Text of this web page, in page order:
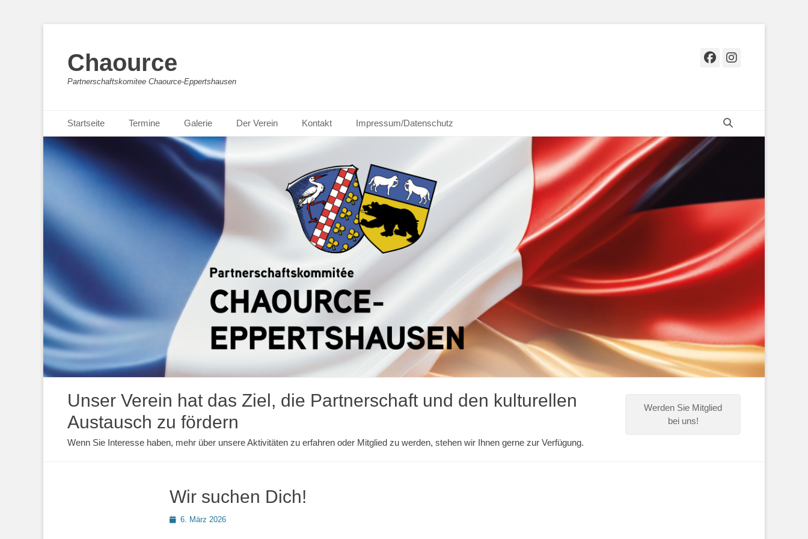
Chaource
Partnerschaftskomitee Chaource-Eppertshausen
Facebook
Primäres Menü
Inhalt
springen
Startseite Termine Galerie Der Verein Kontakt Impressum/Datenschutz
Unser Verein hat das Ziel, die Partnerschaft und den kulturellen
Austausch zu fördern
Wenn Sie Interesse haben, mehr über unsere Aktivitäten zu erfahren oder Mitglied zu werden, stehen wir Ihnen gerne zur Verfügung.
Werden Sie Mitglied
bei uns!
Wir suchen Dich!
Posted6. März 2026